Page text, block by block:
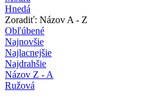
Hnedá
Zoradiť: Názov A - Z
Obľúbené
Najnovšie
Najlacnejšie
Najdrahšie
Názov Z - A
Ružová